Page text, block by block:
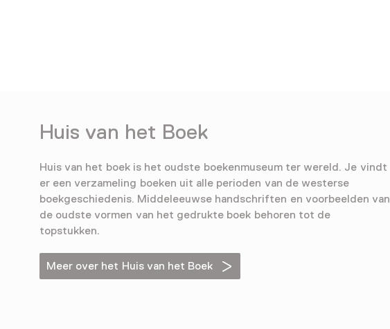
Huis van het Boek
Huis van het boek is het oudste boekenmuseum ter wereld. Je vindt
er een verzameling boeken uit alle perioden van de westerse
boekgeschiedenis. Middeleeuwse handschriften en voorbeelden van
de oudste vormen van het gedrukte boek behoren tot de
topstukken.
Meer over het Huis van het Boek